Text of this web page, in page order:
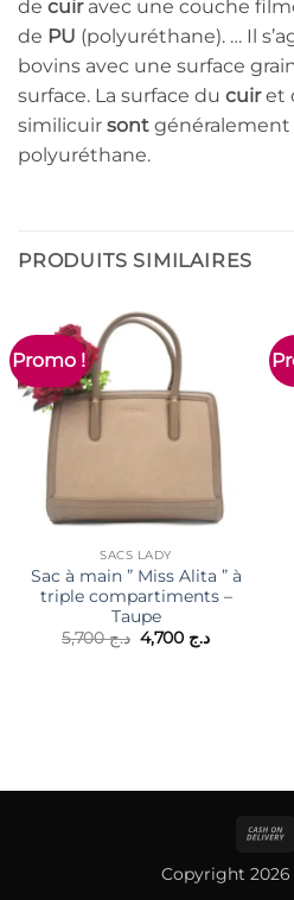
de cuiravec une couche
de PU (polyuréthane). … Il
bovins avec une surface
surface. La surface du cuiret
similicuir sont généralement
polyuréthane.
PRODUITS SIMILAIRES
Promo !
SACS LADY
Sac à main ” Miss Alita ” à
triple compartiments –
Taupe
د.ج5,700
Le
prix
د.جLe
Copyright